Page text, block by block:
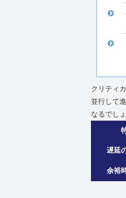
クリティ
並行して
なるでしょ
遅延
余裕